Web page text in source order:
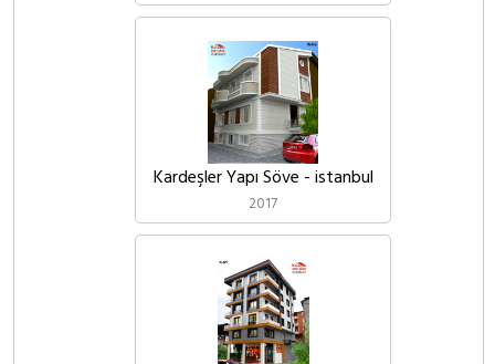
Kardeşler Yapı Söve - istanbul
2017